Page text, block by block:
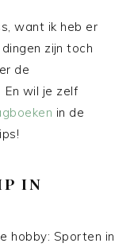
want ik heb er
zijn toch
de
. En wil je zelf
in de
IN
hobby: Sporten in